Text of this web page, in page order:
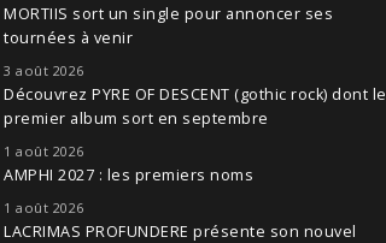
MORTIIS sort un single pour annoncer ses
tournées à venir
3 août 2026
Découvrez PYRE OF DESCENT (gothic rock) dont le
premier album sort en septembre
1 août 2026
AMPHI 2027 : les premiers noms
1 août 2026
LACRIMAS PROFUNDERE présente son nouvel